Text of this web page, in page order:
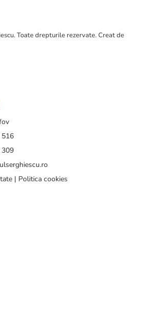
Toate drepturile rezervate. Creat de
| Politica cookies